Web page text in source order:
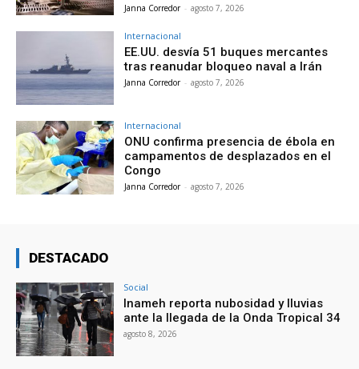
Janna Corredor - agosto 7, 2026
Internacional
EE.UU. desvía 51 buques mercantes
tras reanudar bloqueo naval a Irán
Janna Corredor - agosto 7, 2026
Internacional
ONU confirma presencia de ébola en
campamentos de desplazados en el
Congo
Janna Corredor - agosto 7, 2026
DESTACADO
Social
Inameh reporta nubosidad y lluvias
ante la llegada de la Onda Tropical 34
agosto 8, 2026